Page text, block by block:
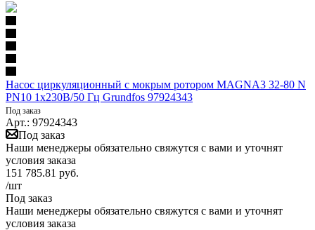
Насос циркуляционный с мокрым ротором MAGNA3 32-80 N
PN10 1х230В/50 Гц Grundfos 97924343
Под заказ
Арт.: 97924343
Под заказ
Наши менеджеры обязательно свяжутся с вами и уточнят
условия заказа
151 785.81 руб.
/шт
Под заказ
Наши менеджеры обязательно свяжутся с вами и уточнят
условия заказа